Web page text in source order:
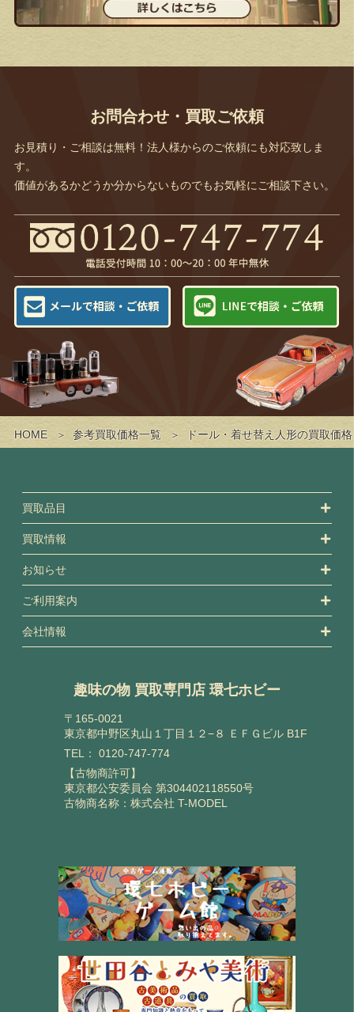
HOME 参考買取価格一覧 ドール・着せ替え人形の買取価格
お問合わせ・買取ご依頼
お見積り・ご相談は無料！法人様からのご依頼にも対応致しま
す。
価値があるかどうか分からないものでもお気軽にご相談下さい。
買取品目
買取情報
お知らせ
ご利用案内
会社情報
趣味の物 買取専門店 環七ホビー
〒165-0021
東京都中野区丸山１丁目１２−８ ＥＦＧビル B1F
TEL： 0120-747-774
【古物商許可】
東京都公安委員会 第304402118550号
古物商名称：株式会社 T-MODEL